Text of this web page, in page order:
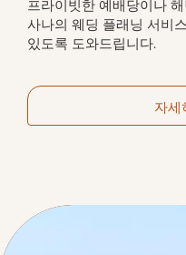
사나의 웨딩 플래닝 서비
있도록 도와드립니다.
자세